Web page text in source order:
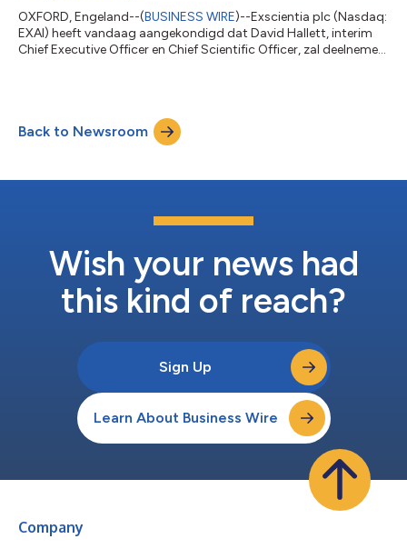
OXFORD, Engeland--(BUSINESS WIRE)--Exscientia plc (Nasdaq:
EXAI) heeft vandaag aangekondigd dat David Hallett, interim
Chief Executive Officer en Chief Scientific Officer, zal deelnemen
webcast van het haardvuurgesprek zal beschikbaar zijn op de
website van het bedrijf, onder de sectie 'Investors & Media' op
Back to Newsroom
Wish your news had
this kind of reach?
Sign Up
Learn About Business Wire
Company